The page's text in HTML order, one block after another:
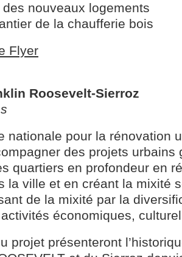
nouveaux logements
de la chaufferie bois
Flyer
Roosevelt-Sierroz
nationale pour la rénovation
des projets urbains
quartiers en profondeur en
la ville et en créant la mixité
de la mixité par la
économiques,
projet présenteront